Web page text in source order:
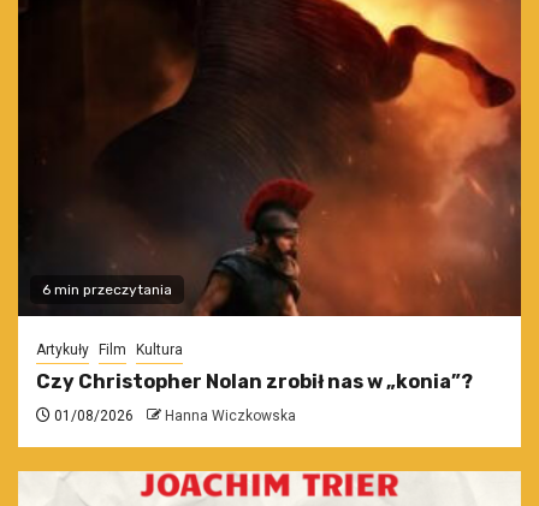
6 min przeczytania
Artykuły Film Kultura
Czy Christopher Nolan zrobił nas w „konia”?
01/08/2026 Hanna Wiczkowska